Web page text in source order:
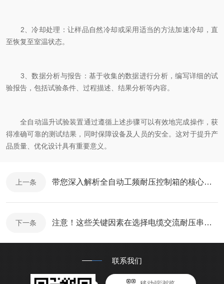
2、冷却处理：让样品自然冷却或采用适当的方法加速冷却，直
至恢复至室温状态。
3、数据分析与报告：基于收集的数据进行分析，编写详细的试
验报告，包括试验条件、过程描述、结果分析等内容。
全自动温升试验装置通过遵循上述步骤可以有效地完成操作，获
得准确可靠的测试结果，同时保障设备及人员的安全。这对于提升产
品质量、优化设计具有重要意义。
上一条 带您深入解析全自动工频耐压控制箱的核心组成
下一条 注意！这些关键因素在选择电缆交流耐压串联谐振装置时要多考虑
联系我们